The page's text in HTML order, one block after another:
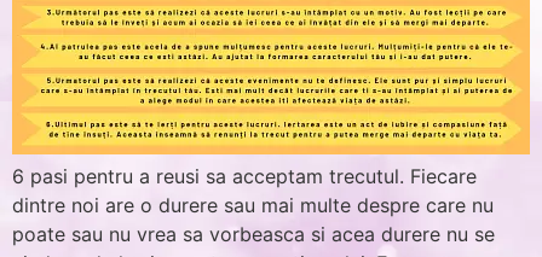
6 pasi pentru a reusi sa acceptam trecutul. Fiecare
dintre noi are o durere sau mai multe despre care nu
poate sau nu vrea sa vorbeasca si acea durere nu se